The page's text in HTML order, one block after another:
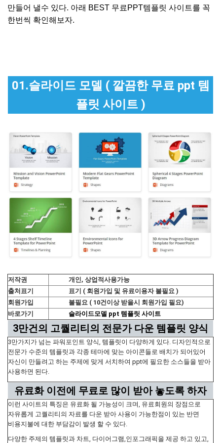
만들어 낼수 있다. 아래 BEST 무료PPT템플릿 사이트를 꼭
한번씩 확인해보자.
01.슬라이드 모델 ( 깔끔한 무료 ppt 템
플릿 사이트 )
저작권
개인, 상업적사용가능
출처표기
표기 ( 회원가입 및 유료이용자 불필요 )
회원가입
불필요 ( 10건이상 받을시 회원가입 필요)
바로가기
슬라이드모델 ppt 템플릿 사이트
3만건의 고퀄리티의 전문가 다운 템플릿 양식
3만가지가 넘는 파워포인트 양식, 템플릿이 다양하게 있다. 디자인적으로
전문가 수준의 템플릿과 각종 테마에 맞는 아이콘들로 배치가 되어있어
자신이 만들려고 하는 주제에 맞게 서치하여 ppt에 필요한 소스들을 받아
사용하면 된다.
유료화 이전에 무료로 많이 받아 놓도록 하자
이런 사이트의 특징은 유료화 될 가능성이 크며, 유료회원의 장점으로
자유롭게 고퀄리티의 자료를 다운 받아 사용이 가능한점이 있는 반면
비용지불에 대한 부담감이 발생 할 수 있다.
다양한 주제의 템플릿과 차트, 다이어그램,인포그래픽을 제공 하고 있고,